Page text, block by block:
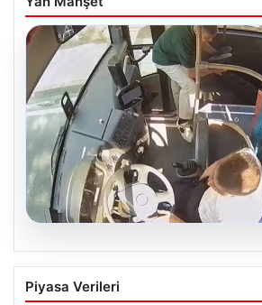
05.08.2026
Otobüste Rahatsızlanan
Hızla Hastaneye Yönlendirdi
Piyasa Verileri